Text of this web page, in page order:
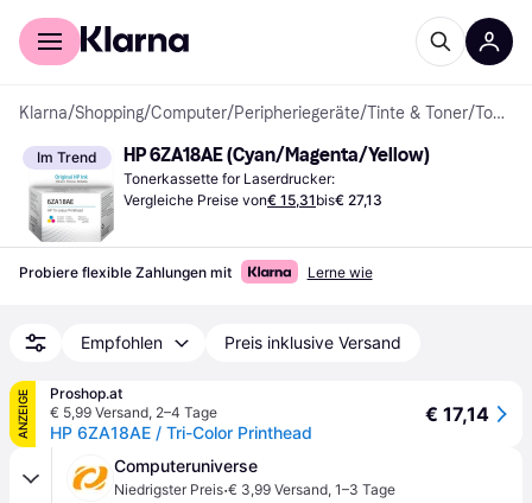
Für Shopper
Klarna/Shopping/Computer/Peripheriegeräte/Tinte & Toner/ Tonerkassetten
Im Trend HP 6ZA18AE (Cyan/Magenta/Yellow)
Tonerkassette for Laserdrucker:
Vergleiche Preise von€ 15,31bis€ 27,13
Probiere flexible Zahlungen mit Lerne wie
Empfohlen Preis inklusive Versand
ANZEIGE
Proshop.at
€ 5,99 Versand, 2–4 Tage
HP 6ZA18AE / Tri-Color Printhead
€ 17,14
Computeruniverse
Niedrigster Preis·€ 3,99 Versand, 1–3 Tage